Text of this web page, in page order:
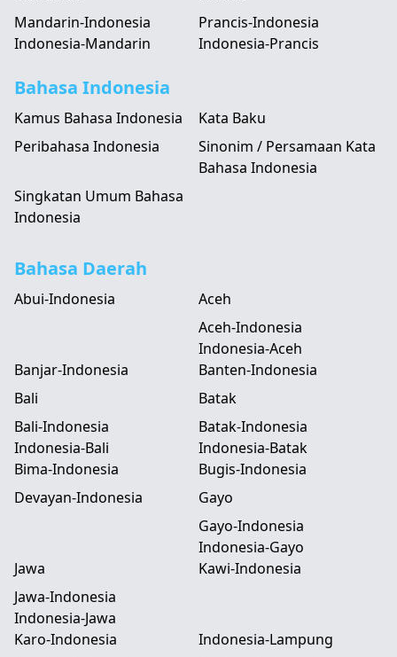
Mandarin-Indonesia
Indonesia-Mandarin
Prancis-Indonesia
Indonesia-Prancis
Bahasa Indonesia
Kamus Bahasa Indonesia
Kata Baku
Peribahasa Indonesia
Sinonim / Persamaan Kata
Bahasa Indonesia
Singkatan Umum Bahasa
Indonesia
Bahasa Daerah
Abui-Indonesia
Aceh
Aceh-Indonesia
Indonesia-Aceh
Banjar-Indonesia
Banten-Indonesia
Bali
Bali-Indonesia
Indonesia-Bali
Batak
Batak-Indonesia
Indonesia-Batak
Bima-Indonesia
Bugis-Indonesia
Devayan-Indonesia
Gayo
Gayo-Indonesia
Indonesia-Gayo
Jawa
Jawa-Indonesia
Indonesia-Jawa
Kawi-Indonesia
Karo-Indonesia
Indonesia-Lampung